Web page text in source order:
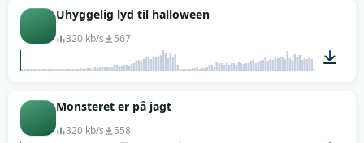
Uhyggelig lyd til halloween
320 kb/s 567
Monsteret er på jagt
320 kb/s 558